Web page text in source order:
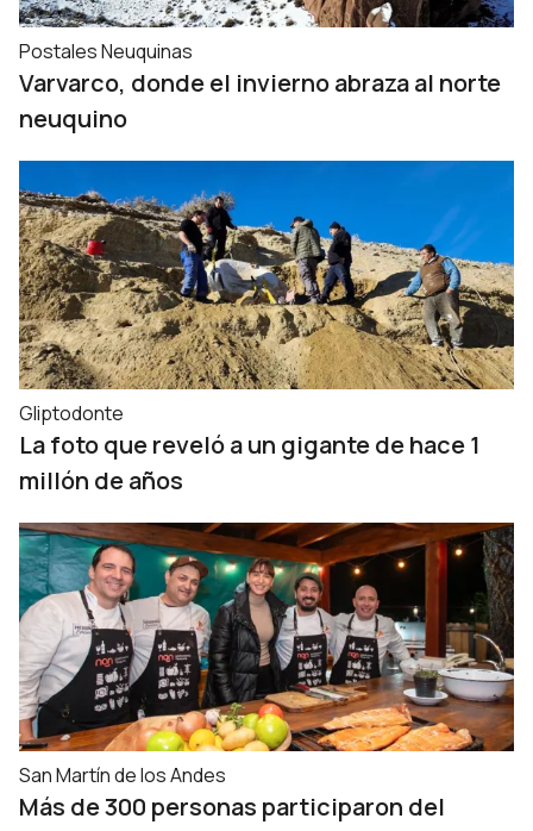
Postales Neuquinas
Varvarco, donde el invierno abraza al norte
neuquino
Gliptodonte
La foto que reveló a un gigante de hace 1
millón de años
San Martín de los Andes
Más de 300 personas participaron del